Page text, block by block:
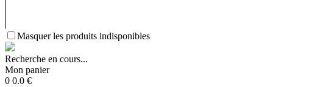
Masquer les produits indisponibles
Recherche en cours...
Mon panier
0 0.0 €